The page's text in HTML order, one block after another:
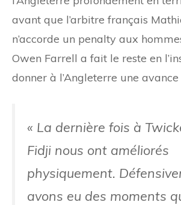
avant que l’arbitre français
n’accorde un penalty aux
Owen Farrell a fait le reste en
donner à l’Angleterre une
« La dernière fois à
Fidji nous ont améliorés
physiquement.
avons eu des moments